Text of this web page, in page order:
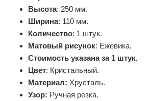
Высота: 250 мм.
Ширина: 110 мм.
Количество: 1 штук.
Матовый рисунок: Ежевика.
Стоимость указана за 1 штук.
Цвет: Кристальный.
Материал: Хрусталь.
Узор: Ручная резка.